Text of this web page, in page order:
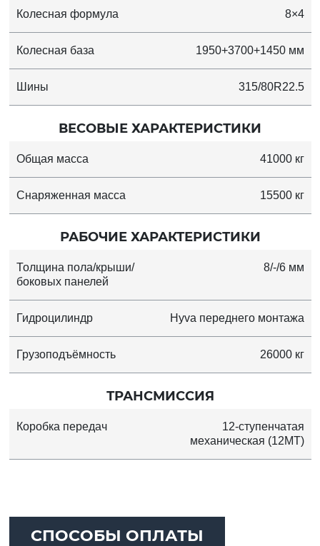
Колесная формула 8×4
Колесная база 1950+3700+1450 мм
Шины 315/80R22.5
ВЕСОВЫЕ ХАРАКТЕРИСТИКИ
Общая масса 41000 кг
Снаряженная масса 15500 кг
РАБОЧИЕ ХАРАКТЕРИСТИКИ
Толщина пола/крыши/
боковых панелей
8/-/6 мм
Гидроцилиндр Hyva переднего монтажа
Грузоподъёмность 26000 кг
ТРАНСМИССИЯ
Коробка передач
12-ступенчатая
механическая (12MT)
СПОСОБЫ ОПЛАТЫ